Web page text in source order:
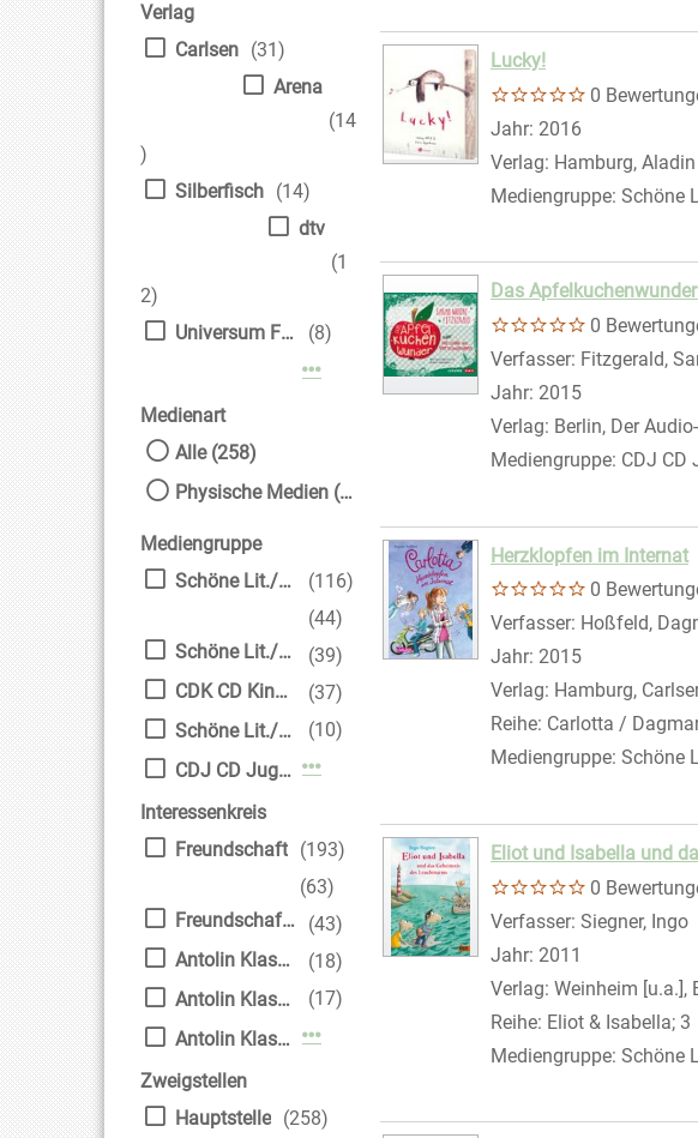
Verlag
Carlsen (31)
Arena
(14
)
Silberfisch (14)
dtv
(1
2)
Universum Film
(8)
Mehr Verlag-Filter anzeigen
Medienart
Alle (258)
Physische Medien (258)
Mediengruppe
Schöne Lit./Kinder
(116)
Schöne Lit./Erw.
(44)
CDK CD Kinder
(39)
Schöne Lit./Jugendl.
(37)
CDJ CD Jugendliche
(10)
Mehr Mediengruppe-Filter anzeigen
Interessenkreis
Freundschaft (193)
Freundschaft-Liebe
(63)
Antolin Klasse 4
(43)
Antolin Klasse 6
(18)
Antolin Klasse 3
(17)
Mehr Interessenkreis-Filter anzeigen
Zweigstellen
Hauptstelle (258)
Lucky!
0
Suche nach diesem
Jahr: 2016
Verlag: Hamburg, Aladin
Mediengruppe: Schöne
Das
0
Verfasser: Fitzgerald,
Jahr: 2015
Verlag: Berlin, Der
Mediengruppe: CDJ CD
Herzklopfen im Internat
0
Verfasser: Hoßfeld,
Jahr: 2015
Verlag: Hamburg,
Reihe: Carlotta /
Mediengruppe: Schöne
Eliot und Isabella und
0
Verfasser: Siegner, Ingo
Jahr: 2011
Verlag: Weinheim [u.a.],
Reihe: Eliot & Isabella; 3
Mediengruppe: Schöne